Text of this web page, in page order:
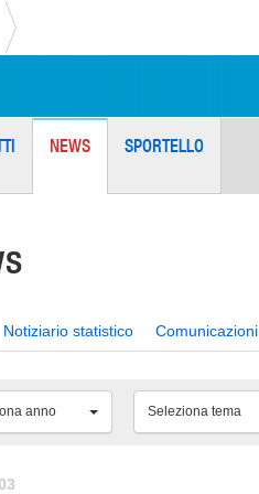
NEWS SPORTELLO
Notiziario statistico Comunicazioni
anno Seleziona tema